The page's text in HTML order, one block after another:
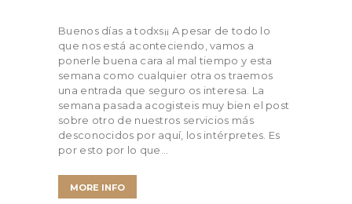
Buenos días a todxs¡¡ A pesar de todo lo
que nos está aconteciendo, vamos a
ponerle buena cara al mal tiempo y esta
semana como cualquier otra os traemos
una entrada que seguro os interesa. La
semana pasada acogisteis muy bien el post
sobre otro de nuestros servicios más
desconocidos por aquí, los intérpretes. Es
por esto por lo que…
MORE INFO